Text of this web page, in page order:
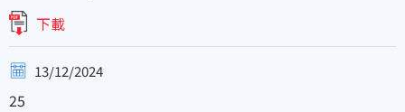
下載
13/12/2024
25